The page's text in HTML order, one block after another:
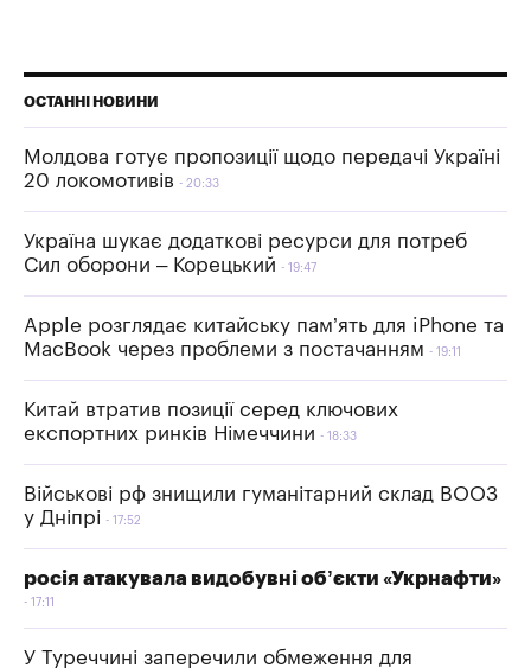
ОСТАННІ НОВИНИ
Молдова готує пропозиції щодо передачі Україні
20 локомотивів
20:33
Україна шукає додаткові ресурси для потреб
Сил оборони – Корецький
19:47
Apple розглядає китайську пам’ять для iPhone та
MacBook через проблеми з постачанням
19:11
Китай втратив позиції серед ключових
експортних ринків Німеччини
18:33
Військові рф знищили гуманітарний склад ВООЗ
у Дніпрі
17:52
росія атакувала видобувні об’єкти «Укрнафти»
17:11
У Туреччині заперечили обмеження для